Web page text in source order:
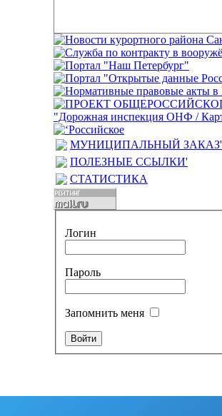
МУНИЦИПАЛЬНЫЙ ЗАКАЗ'
ПОЛЕЗНЫЕ ССЫЛКИ'
СТАТИСТИКА
Логин
Пароль
Запомнить меня